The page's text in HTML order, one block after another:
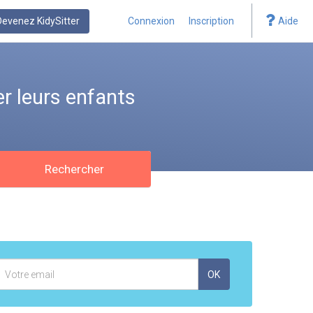
KidySitter Connexion Inscription Aide
leurs enfants
Rechercher
mail
OK